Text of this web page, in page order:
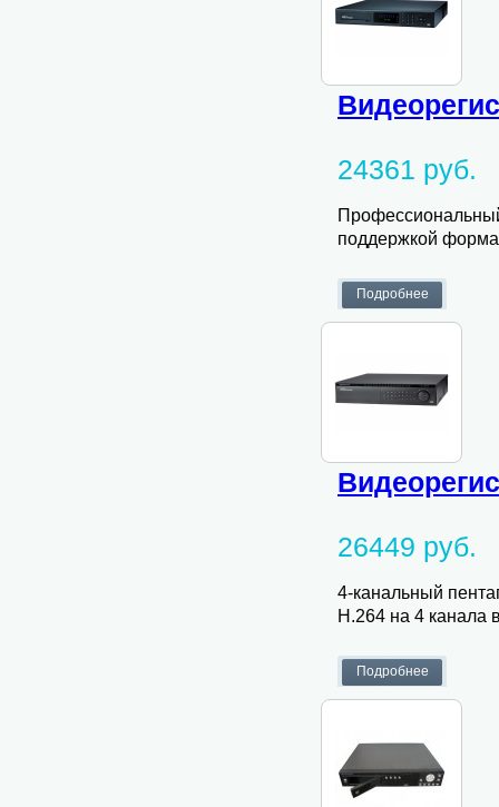
24361 руб.
поддержкой
26449 руб.
4-канальный
H.264 на 4 канала